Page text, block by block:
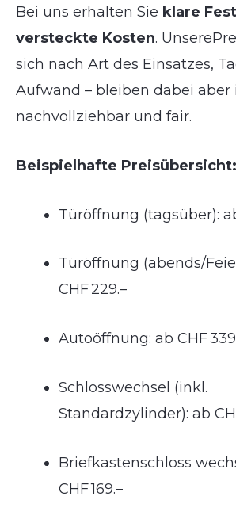
Bei uns erhalten Sie klare
versteckte Kosten.
sich nach Art des Einsatzes,
Aufwand – bleiben dabei
nachvollziehbar und fair.
Beispielhafte Preisübersicht:
Türöffnung (tagsüber):
Türöffnung (abends/
CHF 229.–
Autoöffnung: ab CHF
Schlosswechsel (inkl.
Standardzylinder): ab
Briefkastenschloss
CHF 169.–